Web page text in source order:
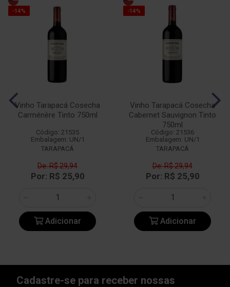
-14%
Vinho Tarapacá Cosecha
Carménère Tinto 750ml
Código: 21535
Embalagem: UN/1
TARAPACÁ
De: R$ 29,94
Por: R$ 25,90
Adicionar
-14%
Vinho Tarapacá Cosecha
Cabernet Sauvignon Tinto
750ml
Código: 21536
Embalagem: UN/1
TARAPACÁ
De: R$ 29,94
Por: R$ 25,90
Adicionar
Cadastre-se para receber nossas